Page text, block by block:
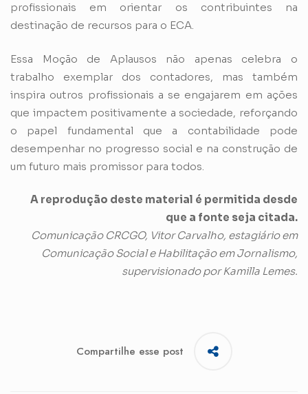
profissionais em orientar os contribuintes na
destinação de recursos para o ECA.
Essa Moção de Aplausos não apenas celebra o
trabalho exemplar dos contadores, mas também
inspira outros profissionais a se engajarem em ações
que impactem positivamente a sociedade, reforçando
o papel fundamental que a contabilidade pode
desempenhar no progresso social e na construção de
um futuro mais promissor para todos.
A reprodução deste material é permitida desde
que a fonte seja citada.
Comunicação CRCGO, Vitor Carvalho, estagiário em
Comunicação Social e Habilitação em Jornalismo,
supervisionado por Kamilla Lemes.
Compartilhe esse post